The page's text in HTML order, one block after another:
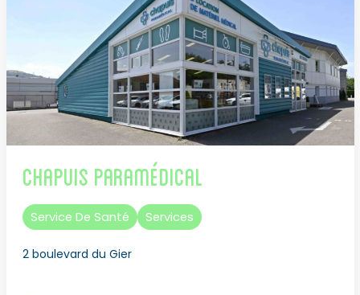
Chapuis Paramédical
Service De Santé Services
2 boulevard du Gier